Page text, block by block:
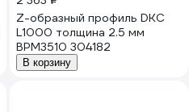
Z-образный профиль DKC
L1000 толщина 2.5 мм
BPM3510 304182
В корзину